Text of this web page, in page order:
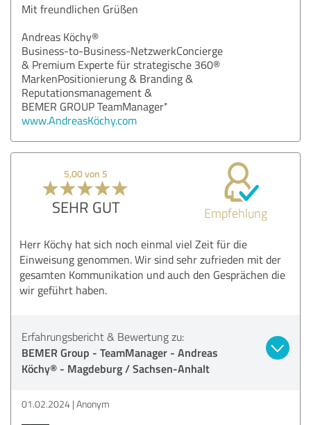
Mit freundlichen Grüßen
Andreas Köchy®
Business-to-Business-NetzwerkConcierge
& Premium Experte für strategische 360®
MarkenPositionierung & Branding &
Reputationsmanagement &
BEMER GROUP TeamManager⁺
www.AndreasKöchy.com
5,00 von 5
SEHR GUT Empfehlung
Herr Köchy hat sich noch einmal viel Zeit für die
Einweisung genommen. Wir sind sehr zufrieden mit der
gesamten Kommunikation und auch den Gesprächen die
wir geführt haben.
Erfahrungsbericht & Bewertung zu:
BEMER Group - TeamManager - Andreas
Köchy® - Magdeburg / Sachsen-Anhalt
01.02.2024 Anonym